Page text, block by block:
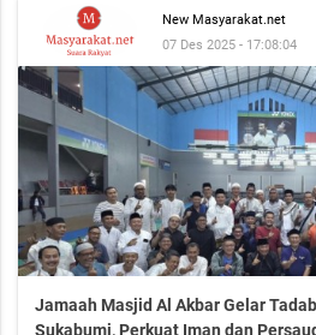
New Masyarakat.net
07 Des 2025 - 17:08:04
Jamaah Masjid Al Akbar Gelar
Sukabumi, Perkuat Iman dan